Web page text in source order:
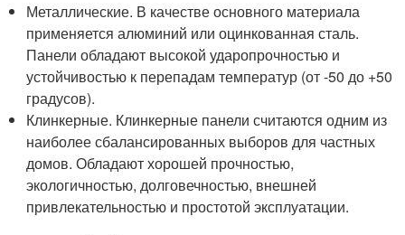
Металлические. В качестве основного материала
применяется алюминий или оцинкованная сталь.
Панели обладают высокой ударопрочностью и
устойчивостью к перепадам температур (от -50 до +50
градусов).
Клинкерные. Клинкерные панели считаются одним из
наиболее сбалансированных выборов для частных
домов. Обладают хорошей прочностью,
экологичностью, долговечностью, внешней
привлекательностью и простотой эксплуатации.